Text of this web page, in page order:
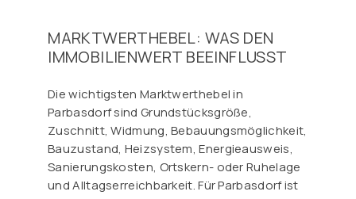
MARKTWERTHEBEL: WAS DEN
IMMOBILIENWERT BEEINFLUSST
Die wichtigsten Marktwerthebel in
Parbasdorf sind Grundstücksgröße,
Zuschnitt, Widmung, Bebauungsmöglichkeit,
Bauzustand, Heizsystem, Energieausweis,
Sanierungskosten, Ortskern- oder Ruhelage
und Alltagserreichbarkeit. Für Parbasdorf ist